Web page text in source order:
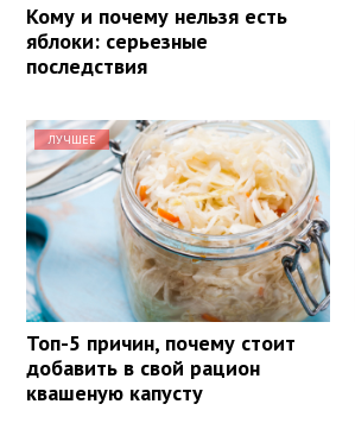
Кому и почему нельзя есть
яблоки: серьезные
последствия
ЛУЧШЕЕ
Топ-5 причин, почему стоит
добавить в свой рацион
квашеную капусту